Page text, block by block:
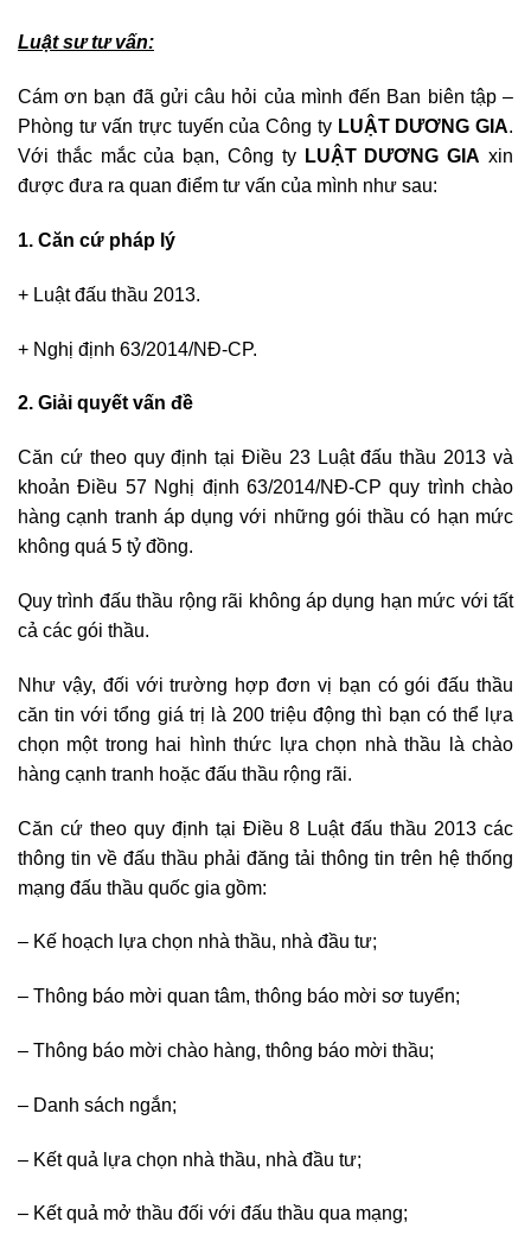
Luật sư tư vấn:
Cám ơn bạn đã gửi câu hỏi của mình đến Ban biên tập –
Phòng tư vấn trực tuyến của Công ty LUẬT DƯƠNG GIA.
Với thắc mắc của bạn, Công ty LUẬT DƯƠNG GIA xin
được đưa ra quan điểm tư vấn của mình như sau:
1. Căn cứ pháp lý
+ Luật đấu thầu 2013.
+ Nghị định 63/2014/NĐ-CP.
2. Giải quyết vấn đề
Căn cứ theo quy định tại Điều 23 Luật đấu thầu 2013 và
khoản Điều 57 Nghị định 63/2014/NĐ-CP quy trình chào
hàng cạnh tranh áp dụng với những gói thầu có hạn mức
không quá 5 tỷ đồng.
Quy trình đấu thầu rộng rãi không áp dụng hạn mức với tất
cả các gói thầu.
Như vậy, đối với trường hợp đơn vị bạn có gói đấu thầu
căn tin với tổng giá trị là 200 triệu động thì bạn có thể lựa
chọn một trong hai hình thức lựa chọn nhà thầu là chào
hàng cạnh tranh hoặc đấu thầu rộng rãi.
Căn cứ theo quy định tại Điều 8 Luật đấu thầu 2013 các
thông tin về đấu thầu phải đăng tải thông tin trên hệ thống
mạng đấu thầu quốc gia gồm:
– Kế hoạch lựa chọn nhà thầu, nhà đầu tư;
– Thông báo mời quan tâm, thông báo mời sơ tuyển;
– Thông báo mời chào hàng, thông báo mời thầu;
– Danh sách ngắn;
– Kết quả lựa chọn nhà thầu, nhà đầu tư;
– Kết quả mở thầu đối với đấu thầu qua mạng;